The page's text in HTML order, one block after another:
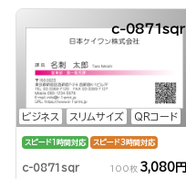
ビジネス スリムサイズ QRコード
c-0871sqr
スピード1時間対応 スピード3時間対応
c-0871sqr 100枚 3,080円